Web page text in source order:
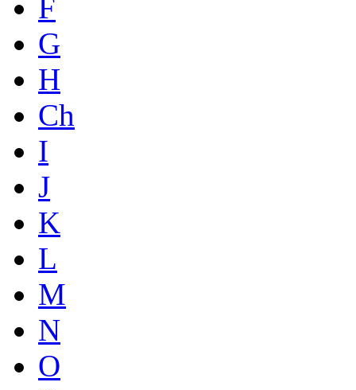
F
G
H
Ch
I
J
K
L
M
N
O